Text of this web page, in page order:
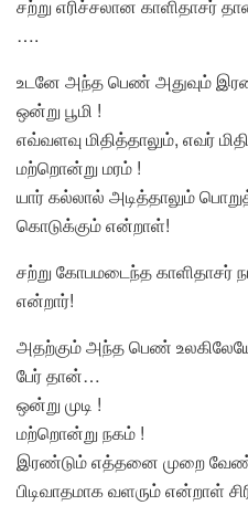
சற்று எரிச்சலான காளிதாசர்
….
உடனே அந்த பெண் அதுவும்
ஒன்று பூமி !
எவ்வளவு மிதித்தாலும், எவர்
மற்றொன்று மரம் !
யார் கல்லால் அடித்தாலும்
கொடுக்கும் என்றாள்!
சற்று கோபமடைந்த காளிதாசர்
என்றார்!
அதற்கும் அந்த பெண்
பேர் தான்…
ஒன்று முடி !
மற்றொன்று நகம் !
இரண்டும் எத்தனை முறை
பிடிவாதமாக வளரும் என்றாள்